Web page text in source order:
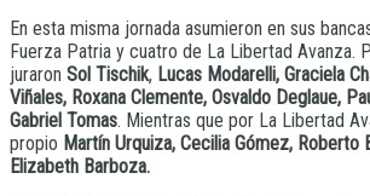
En esta misma jornada asumieron en sus
Fuerza Patria y cuatro de La Libertad Avanza.
juraron Sol Tischik, Lucas Modarelli, Graciela
Viñales, Roxana Clemente, Osvaldo Deglaue,
Gabriel Tomas. Mientras que por La Libertad
propio Martín Urquiza, Cecilia Gómez, Roberto
Elizabeth Barboza.